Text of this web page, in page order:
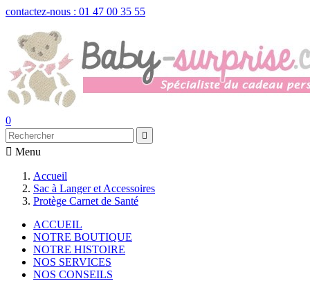
contactez-nous : 01 47 00 35 55
0

 Menu
Accueil
Sac à Langer et Accessoires
Protège Carnet de Santé
ACCUEIL
NOTRE BOUTIQUE
NOTRE HISTOIRE
NOS SERVICES
NOS CONSEILS